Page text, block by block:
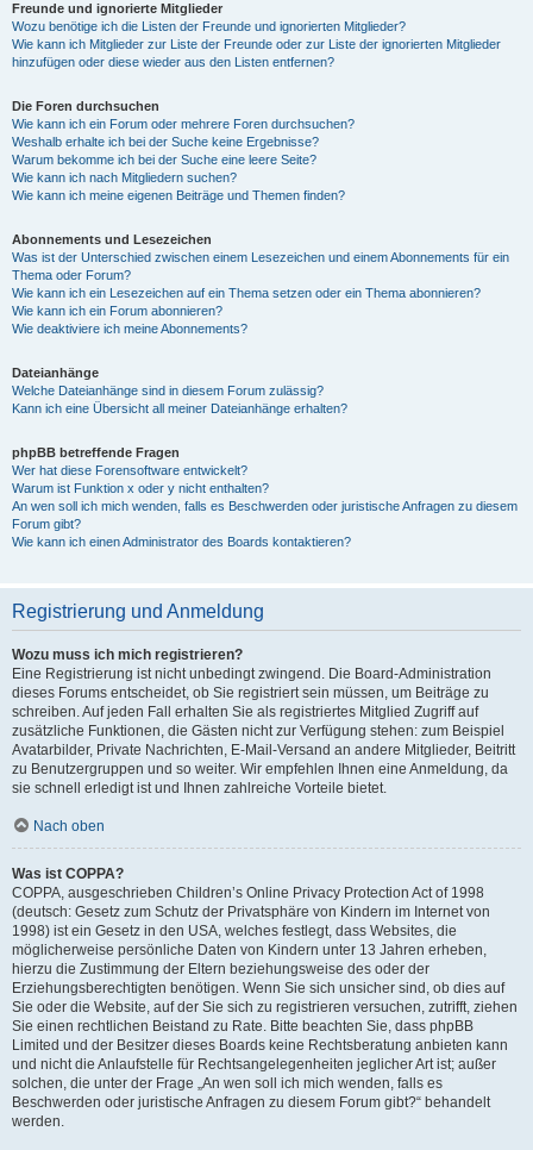
Freunde und ignorierte Mitglieder
Wozu benötige ich die Listen der Freunde und ignorierten Mitglieder?
Wie kann ich Mitglieder zur Liste der Freunde oder zur Liste der ignorierten Mitglieder
hinzufügen oder diese wieder aus den Listen entfernen?
Die Foren durchsuchen
Wie kann ich ein Forum oder mehrere Foren durchsuchen?
Weshalb erhalte ich bei der Suche keine Ergebnisse?
Warum bekomme ich bei der Suche eine leere Seite?
Wie kann ich nach Mitgliedern suchen?
Wie kann ich meine eigenen Beiträge und Themen finden?
Abonnements und Lesezeichen
Was ist der Unterschied zwischen einem Lesezeichen und einem Abonnements für ein
Thema oder Forum?
Wie kann ich ein Lesezeichen auf ein Thema setzen oder ein Thema abonnieren?
Wie kann ich ein Forum abonnieren?
Wie deaktiviere ich meine Abonnements?
Dateianhänge
Welche Dateianhänge sind in diesem Forum zulässig?
Kann ich eine Übersicht all meiner Dateianhänge erhalten?
phpBB betreffende Fragen
Wer hat diese Forensoftware entwickelt?
Warum ist Funktion x oder y nicht enthalten?
An wen soll ich mich wenden, falls es Beschwerden oder juristische Anfragen zu diesem
Forum gibt?
Wie kann ich einen Administrator des Boards kontaktieren?
Registrierung und Anmeldung
Wozu muss ich mich registrieren?
Eine Registrierung ist nicht unbedingt zwingend. Die Board-Administration
dieses Forums entscheidet, ob Sie registriert sein müssen, um Beiträge zu
schreiben. Auf jeden Fall erhalten Sie als registriertes Mitglied Zugriff auf
zusätzliche Funktionen, die Gästen nicht zur Verfügung stehen: zum Beispiel
Avatarbilder, Private Nachrichten, E-Mail-Versand an andere Mitglieder, Beitritt
zu Benutzergruppen und so weiter. Wir empfehlen Ihnen eine Anmeldung, da
sie schnell erledigt ist und Ihnen zahlreiche Vorteile bietet.
Nach oben
Was ist COPPA?
COPPA, ausgeschrieben Children’s Online Privacy Protection Act of 1998
(deutsch: Gesetz zum Schutz der Privatsphäre von Kindern im Internet von
1998) ist ein Gesetz in den USA, welches festlegt, dass Websites, die
möglicherweise persönliche Daten von Kindern unter 13 Jahren erheben,
hierzu die Zustimmung der Eltern beziehungsweise des oder der
Erziehungsberechtigten benötigen. Wenn Sie sich unsicher sind, ob dies auf
Sie oder die Website, auf der Sie sich zu registrieren versuchen, zutrifft, ziehen
Sie einen rechtlichen Beistand zu Rate. Bitte beachten Sie, dass phpBB
Limited und der Besitzer dieses Boards keine Rechtsberatung anbieten kann
und nicht die Anlaufstelle für Rechtsangelegenheiten jeglicher Art ist; außer
solchen, die unter der Frage „An wen soll ich mich wenden, falls es
Beschwerden oder juristische Anfragen zu diesem Forum gibt?“ behandelt
werden.